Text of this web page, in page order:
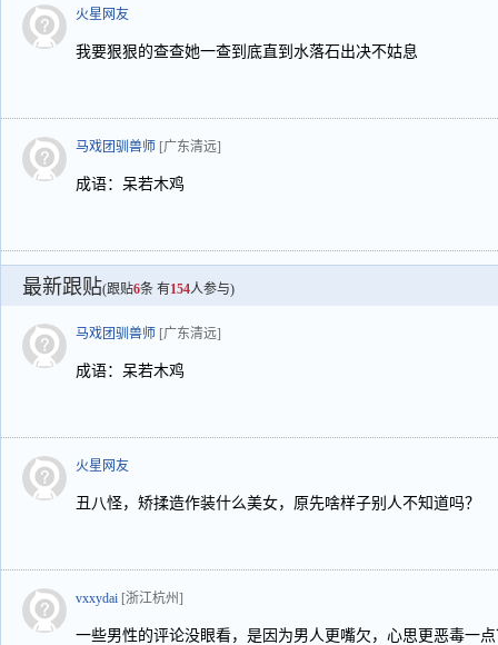
火星网友
我要狠狠的查查她一查到底直到水落石出决不姑息
马戏团驯兽师 [广东清远]
成语：呆若木鸡
最新跟贴(跟贴6条 有154人参与)
马戏团驯兽师 [广东清远]
成语：呆若木鸡
火星网友
丑八怪，矫揉造作装什么美女，原先啥样子别人不知道吗？
vxxydai [浙江杭州]
一些男性的评论没眼看，是因为男人更嘴欠，心思更恶毒一